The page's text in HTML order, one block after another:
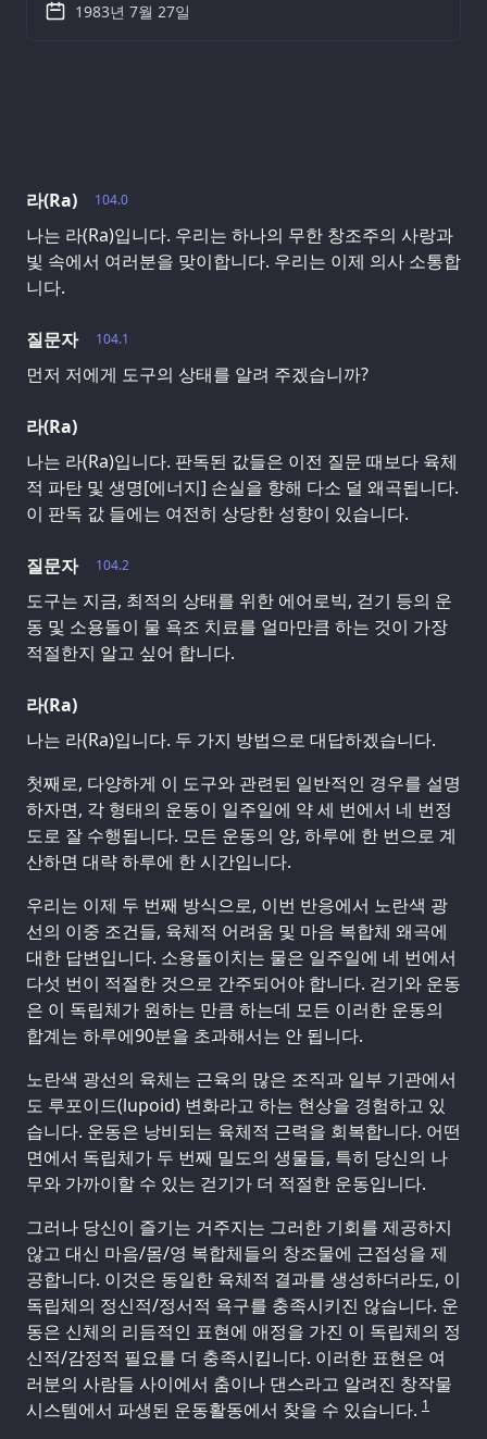
104.0
라(Ra)
나는 라(Ra)입니다. 우리는 하나의 무한 창조주의 사랑과
빛 속에서 여러분을 맞이합니다. 우리는 이제 의사 소통합
니다.
104.1
질문자
먼저 저에게 도구의 상태를 알려 주겠습니까?
라(Ra)
나는 라(Ra)입니다. 판독된 값들은 이전 질문 때보다 육체
적 파탄 및 생명[에너지] 손실을 향해 다소 덜 왜곡됩니다.
이 판독 값 들에는 여전히 상당한 성향이 있습니다.
104.2
질문자
도구는 지금, 최적의 상태를 위한 에어로빅, 걷기 등의 운
동 및 소용돌이 물 욕조 치료를 얼마만큼 하는 것이 가장
적절한지 알고 싶어 합니다.
라(Ra)
나는 라(Ra)입니다. 두 가지 방법으로 대답하겠습니다.
첫째로, 다양하게 이 도구와 관련된 일반적인 경우를 설명
하자면, 각 형태의 운동이 일주일에 약 세 번에서 네 번정
도로 잘 수행됩니다. 모든 운동의 양, 하루에 한 번으로 계
산하면 대략 하루에 한 시간입니다.
우리는 이제 두 번째 방식으로, 이번 반응에서 노란색 광
선의 이중 조건들, 육체적 어려움 및 마음 복합체 왜곡에
대한 답변입니다. 소용돌이치는 물은 일주일에 네 번에서
다섯 번이 적절한 것으로 간주되어야 합니다. 걷기와 운동
은 이 독립체가 원하는 만큼 하는데 모든 이러한 운동의
합계는 하루에90분을 초과해서는 안 됩니다.
노란색 광선의 육체는 근육의 많은 조직과 일부 기관에서
도 루포이드(lupoid) 변화라고 하는 현상을 경험하고 있
습니다. 운동은 낭비되는 육체적 근력을 회복합니다. 어떤
면에서 독립체가 두 번째 밀도의 생물들, 특히 당신의 나
무와 가까이할 수 있는 걷기가 더 적절한 운동입니다.
그러나 당신이 즐기는 거주지는 그러한 기회를 제공하지
않고 대신 마음/몸/영 복합체들의 창조물에 근접성을 제
공합니다. 이것은 동일한 육체적 결과를 생성하더라도, 이
독립체의 정신적/정서적 욕구를 충족시키진 않습니다. 운
동은 신체의 리듬적인 표현에 애정을 가진 이 독립체의 정
신적/감정적 필요를 더 충족시킵니다. 이러한 표현은 여
러분의 사람들 사이에서 춤이나 댄스라고 알려진 창작물
시스템에서 파생된 운동활동에서 찾을 수 있습니다. 1
1983년 7월 27일